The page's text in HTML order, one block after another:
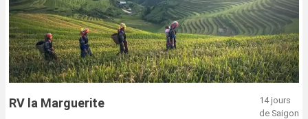
RV la Marguerite
14 jours
de Saigon